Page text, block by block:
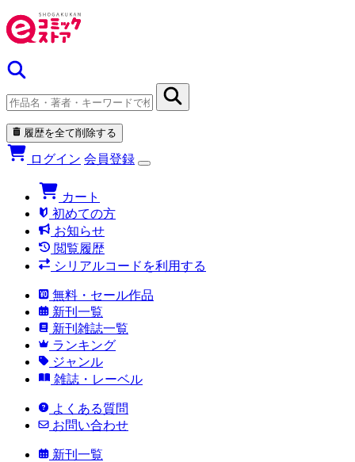
履歴を全て削除する
ログイン 会員登録
カート
初めての方
お知らせ
閲覧履歴
シリアルコードを利用する
無料・セール作品
新刊一覧
新刊雑誌一覧
ランキング
ジャンル
雑誌・レーベル
よくある質問
お問い合わせ
新刊一覧